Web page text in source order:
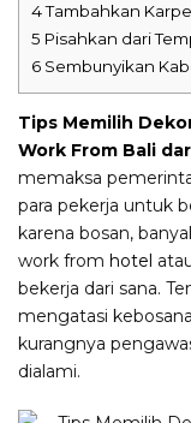
4Tambahkan
5 Pisahkan dari
6 Sembunyikan
Tips Memilih
Work From Bali
memaksa
para pekerja untuk
karena bosan,
work from hotel
bekerja dari sana.
mengatasi
kurangnya
dialami.